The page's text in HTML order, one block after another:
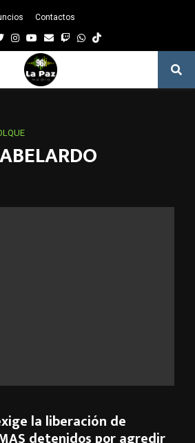
Contactos
TwitterInstagram
Youtube
EmailTwitchWhatsapp
la liberación de